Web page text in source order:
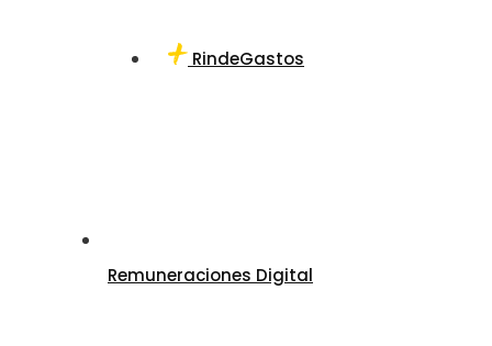
RindeGastos
Remuneraciones Digital